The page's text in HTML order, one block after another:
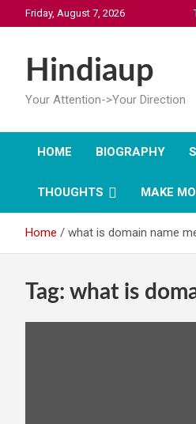
to
Friday, August 7, 2026
Hindiaup
Your Attention->Your Direction
HOME BIOGRAPHY
THOUGHTS MAKE
Home what is domain name
Tag: what is